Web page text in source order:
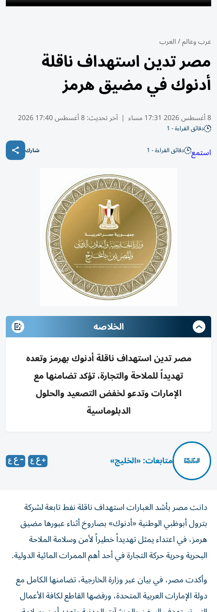
عرب وعالم/العرب
مصر تدين استهداف ناقلة
أدنوك في مضيق هرمز
8 أغسطس 2026 17:31 مساء | آخر تحديث:8 أغسطس 17:40 2026
دقائق القراءة - 1
استمع دقائق القراءة - 1 شارك
الخلاصه
مصر تدين استهداف ناقلة أدنوك بهرمز وتعده
تهديداً للملاحة والتجارة، تؤكد تضامنها مع
الإمارات وتدعو لخفض التصعيد والحلول
الدبلوماسية
متابعات: «الخليج»
دانت مصر بأشد العبارات استهداف ناقلة نفط تابعة لشركة
بترول أبوظبي الوطنية «أدنوك» بصاروخ أثناء عبورها مضيق
هرمز، في اعتداء يمثل تهديداً خطيراً لأمن وسلامة الملاحة
البحرية وحرية حركة التجارة في أحد أهم الممرات المائية الدولية.
وأكدت مصر، في بيان عبر وزارة الخارجية، تضامنها الكامل مع
دولة الإمارات العربية المتحدة، ورفضها القاطع لكافة الأعمال